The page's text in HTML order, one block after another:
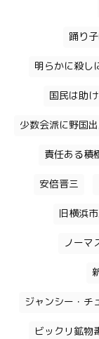
踊り
明らかに殺し
国民は助
少数会派に野国
責任ある積
安倍晋三
旧横浜
ノーマ
ジャンシー・チ
ビックリ鉱物